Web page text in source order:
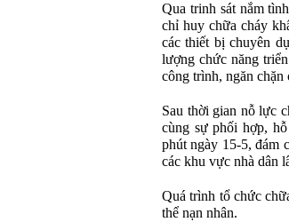
Qua trinh sát nắm
chỉ huy chữa cháy
các thiết bị chuyên
lượng chức năng
công trình, ngăn chặn
Sau thời gian nỗ lực
cùng sự phối hợp,
phút ngày 15-5, đám
các khu vực nhà dân
Quá trình tổ chức
thể nạn nhân.